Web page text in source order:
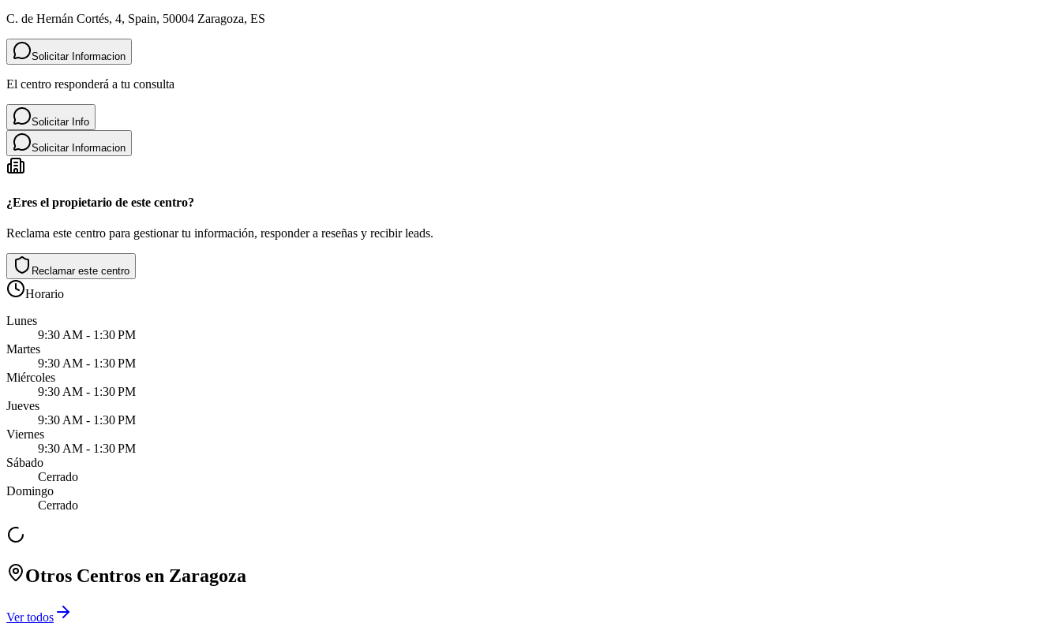
C. de Hernán Cortés, 4, Spain, 50004 Zaragoza, ES
Solicitar Informacion
El centro responderá a tu consulta
Solicitar Info
Solicitar Informacion
¿Eres el propietario de este centro?
Reclama este centro para gestionar tu información, responder a reseñas y recibir leads.
Reclamar este centro
Horario
Lunes
9:30 AM - 1:30 PM
Martes
9:30 AM - 1:30 PM
Miércoles
9:30 AM - 1:30 PM
Jueves
9:30 AM - 1:30 PM
Viernes
9:30 AM - 1:30 PM
Sábado
Cerrado
Domingo
Cerrado
Otros Centros en Zaragoza
Ver todos